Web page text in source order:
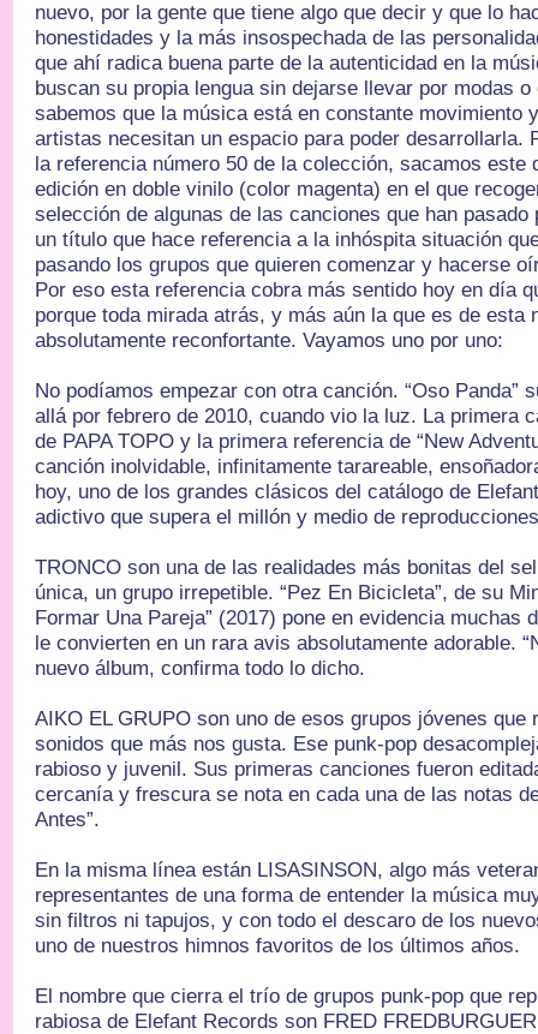
nuevo, por la gente que tiene algo que decir y que lo
honestidades y la más insospechada de las
que ahí radica buena parte de la autenticidad en la
buscan su propia lengua sin dejarse llevar por modas
sabemos que la música está en constante movimiento
artistas necesitan un espacio para poder desarrollarla.
la referencia número 50 de la colección, sacamos este
edición en doble vinilo (color magenta) en el que
selección de algunas de las canciones que han
un título que hace referencia a la inhóspita situación
pasando los grupos que quieren comenzar y hacerse
Por eso esta referencia cobra más sentido hoy en día
porque toda mirada atrás, y más aún la que es de esta
absolutamente reconfortante. Vayamos uno por uno:
No podíamos empezar con otra canción. “Oso Panda”
allá por febrero de 2010, cuando vio la luz. La primera
de PAPA TOPO y la primera referencia de “New
canción inolvidable, infinitamente tarareable,
hoy, uno de los grandes clásicos del catálogo de
adictivo que supera el millón y medio de
TRONCO son una de las realidades más bonitas del
única, un grupo irrepetible. “Pez En Bicicleta”, de su
Formar Una Pareja” (2017) pone en evidencia muchas
le convierten en un rara avis absolutamente adorable.
nuevo álbum, confirma todo lo dicho.
AIKO EL GRUPO son uno de esos grupos jóvenes que
sonidos que más nos gusta. Ese punk-pop
rabioso y juvenil. Sus primeras canciones fueron
cercanía y frescura se nota en cada una de las notas
Antes”.
En la misma línea están LISASINSON, algo más
representantes de una forma de entender la música
sin filtros ni tapujos, y con todo el descaro de los
uno de nuestros himnos favoritos de los últimos años.
El nombre que cierra el trío de grupos punk-pop que
rabiosa de Elefant Records son FRED